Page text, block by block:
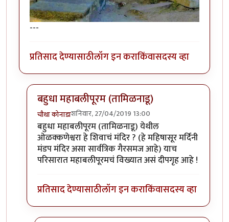
---
प्रतिसाद देण्यासाठीलॉग इन कराकिंवासदस्य व्हा
बहुधा महाबलीपूरम (तामिळनाडू)
चौथा कोनाडाशनिवार, 27/04/2019 13:00
In reply toआता दिसतोय का ?byप्रसाद_१९८२
बहुधा महाबलीपूरम (तामिळनाडू) येथील
ओळक्कणेश्वरा हे शिवाचं मंदिर ? (हे महिषासूर मर्दिनी
मंडप मंदिर असा सार्वत्रिक गैरसमज आहे) याच
परिसारात महाबलीपूरमचं विख्यात असं दीपगृह आहे !
प्रतिसाद देण्यासाठीलॉग इन कराकिंवासदस्य व्हा